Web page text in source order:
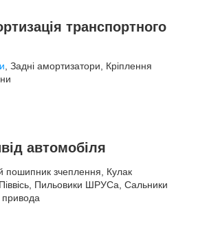
транспортного
, Задні амортизатори, Кріплення
автомобіля
зчеплення, Кулак
Пильовики ШРУСа, Сальники